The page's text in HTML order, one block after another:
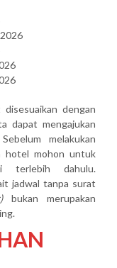
dengan
dapat mengajukan
melakukan
hotel mohon untuk
terlebih dahulu.
jadwal tanpa surat
bukan merupakan